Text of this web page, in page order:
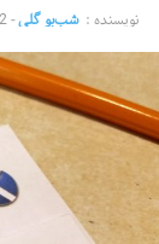
نویسنده : شب‌بو گلی-